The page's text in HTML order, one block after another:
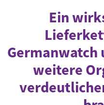
Ein
Germanwatch
weitere